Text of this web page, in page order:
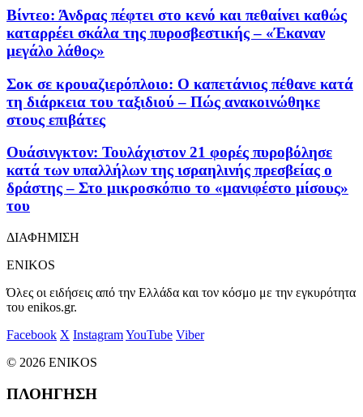
Βίντεο: Άνδρας πέφτει στο κενό και πεθαίνει καθώς
καταρρέει σκάλα της πυροσβεστικής – «Έκαναν
μεγάλο λάθος»
Σοκ σε κρουαζιερόπλοιο: Ο καπετάνιος πέθανε κατά
τη διάρκεια του ταξιδιού – Πώς ανακοινώθηκε
στους επιβάτες
Ουάσινγκτον: Τουλάχιστον 21 φορές πυροβόλησε
κατά των υπαλλήλων της ισραηλινής πρεσβείας ο
δράστης – Στο μικροσκόπιο το «μανιφέστο μίσους»
του
ΔΙΑΦΗΜΙΣΗ
ENIKOS
Όλες οι ειδήσεις από την Ελλάδα και τον κόσμο με την εγκυρότητα
του enikos.gr.
Facebook X InstagramYouTube Viber
© 2026 ENIKOS
ΠΛΟΗΓΗΣΗ